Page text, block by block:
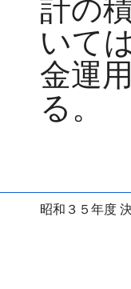
計の
いて
金運
る。
昭和３５年度